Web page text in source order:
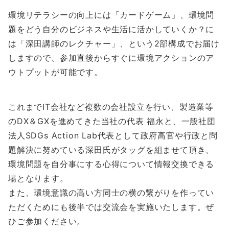
環境リテラシーの向上には「カードゲーム 」、環境問
題をどう自分のビジネスや生活に活かしていくか？に
は「深田講師のレクチャー 」、という 2部構成でお届け
しますので、参加直後からすぐに環境アクションのア
ウトプットが可能です。
これまでIT会社など複数の会社設立を行い、製造業等
のDX＆GXを進めてきた当社の代表 福永と、一般社団
法人SDGs Action Lab代表として政府高官や行政と問
題解決に努めている深田氏がタッグを組ませて頂き、
環境問題を自分事にする心得について情報交換できる
場となります。
また、環境意識の高い方同士の横の繋がりを作ってい
ただくためにも後半では交流会を実施いたします。ぜ
ひご参加ください。